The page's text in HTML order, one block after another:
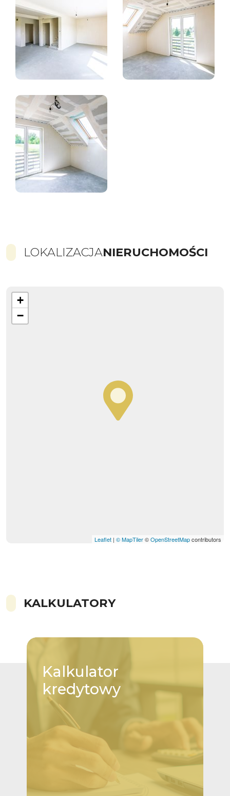
LOKALIZACJANIERUCHOMOŚCI
+
−
Leaflet | © MapTiler©OpenStreetMapcontributors
KALKULATORY
Kalkulator
kredytowy